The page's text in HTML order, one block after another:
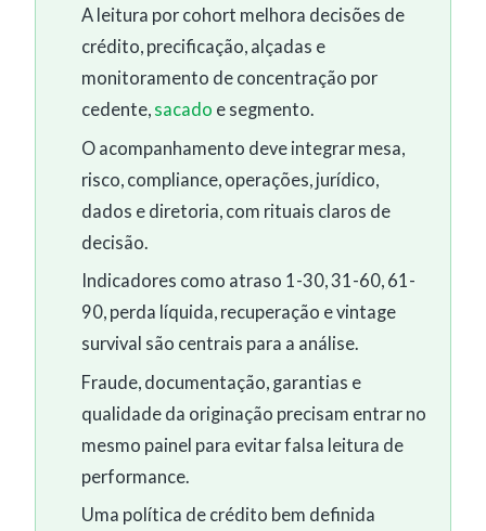
A leitura por cohort melhora decisões de
crédito, precificação, alçadas e
monitoramento de concentração por
cedente, sacado e segmento.
O acompanhamento deve integrar mesa,
risco, compliance, operações, jurídico,
dados e diretoria, com rituais claros de
decisão.
Indicadores como atraso 1-30, 31-60, 61-
90, perda líquida, recuperação e vintage
survival são centrais para a análise.
Fraude, documentação, garantias e
qualidade da originação precisam entrar no
mesmo painel para evitar falsa leitura de
performance.
Uma política de crédito bem definida